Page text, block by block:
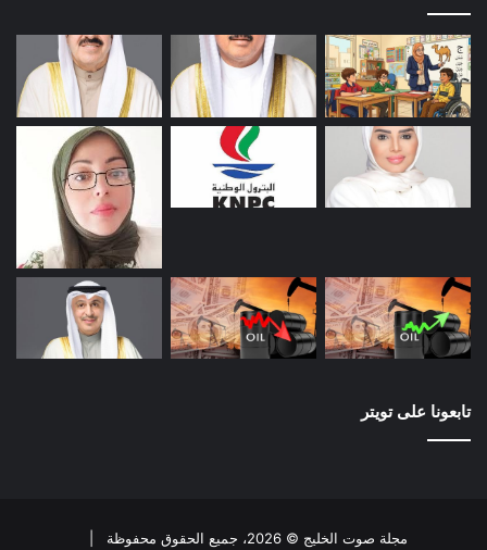
تابعونا على تويتر
مجلة صوت الخليج © 2026، جميع الحقوق محفوظة |